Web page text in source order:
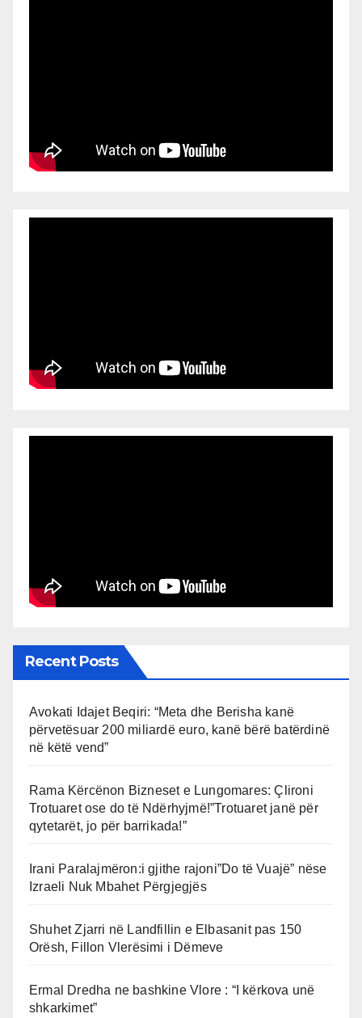
Recent Posts
Avokati Idajet Beqiri: “Meta dhe Berisha kanë
përvetësuar 200 miliardë euro, kanë bërë batërdinë
në këtë vend”
Rama Kërcënon Bizneset e Lungomares: Çlironi
Trotuaret ose do të Ndërhyjmë!”Trotuaret janë për
qytetarët, jo për barrikada!”
Irani Paralajmëron:i gjithe rajoni”Do të Vuajë” nëse
Izraeli Nuk Mbahet Përgjegjës
Shuhet Zjarri në Landfillin e Elbasanit pas 150
Orësh, Fillon Vlerësimi i Dëmeve
Ermal Dredha ne bashkine Vlore : “I kërkova unë
shkarkimet”